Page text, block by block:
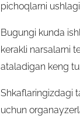
pichoqlarni
Bugungi kunda
kerakli narsalarni
ataladigan keng
Shkaflaringizdagi
uchun